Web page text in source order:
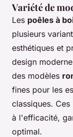
Variété de
Les poêles à
plusieurs
esthétiques et
design
des modèles
fines pour les
classiques.
à l'efficacité,
optimal.